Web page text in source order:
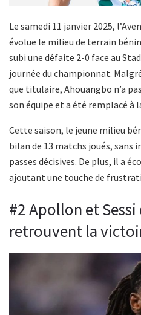
Le samedi 11 janvier 2025,
évolue le milieu de terrain
subi une défaite 2-0 face au
journée du championnat.
que titulaire, Ahouangbo n’a
son équipe et a été remplacé à
Cette saison, le jeune milieu
bilan de 13 matchs joués, sans
passes décisives. De plus, il a
ajoutant une touche de
#2 Apollon et Sessi
retrouvent la